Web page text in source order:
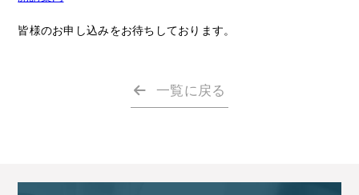
皆様のお申し込みをお待ちしております。
一覧に戻る